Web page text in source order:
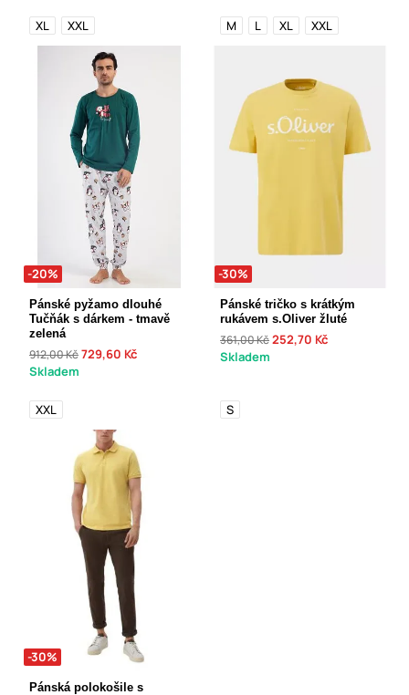
XL XXL M L XL XXL
-20%
Pánské pyžamo dlouhé
Tučňák s dárkem - tmavě
zelená
912,00 Kč729,60 Kč
Skladem
XXL
-30%
Pánské tričko s krátkým
rukávem s.Oliver žluté
361,00 Kč252,70 Kč
Skladem
S
-30%
Pánská polokošile s